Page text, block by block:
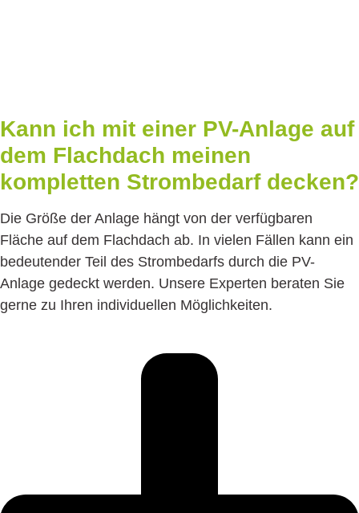
Kann ich mit einer PV-Anlage auf
dem Flachdach meinen
kompletten Strombedarf decken?
Die Größe der Anlage hängt von der verfügbaren
Fläche auf dem Flachdach ab. In vielen Fällen kann ein
bedeutender Teil des Strombedarfs durch die PV-
Anlage gedeckt werden. Unsere Experten beraten Sie
gerne zu Ihren individuellen Möglichkeiten.